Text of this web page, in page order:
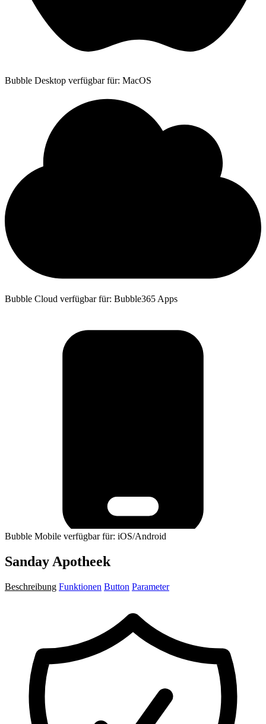
Bubble Desktop verfügbar für: MacOS
Bubble Cloud verfügbar für: Bubble365 Apps
Bubble Mobile verfügbar für: iOS/Android
Sanday Apotheek
Beschreibung Funktionen Button Parameter